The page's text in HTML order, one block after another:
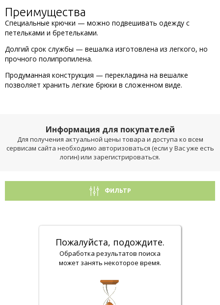
Преимущества
Специальные крючки — можно подвешивать одежду с
петельками и бретельками.
Долгий срок службы — вешалка изготовлена из легкого, но
прочного полипропилена.
Продуманная конструкция — перекладина на вешалке
позволяет хранить легкие брюки в сложенном виде.
Информация для покупателей
Для получения актуальной цены товара и доступа ко всем
сервисам сайта необходимо авторизоваться (если у Вас уже есть
логин) или зарегистрироваться.
ФИЛЬТР
Пожалуйста, подождите.
Обработка результатов поиска
может занять некоторое время.